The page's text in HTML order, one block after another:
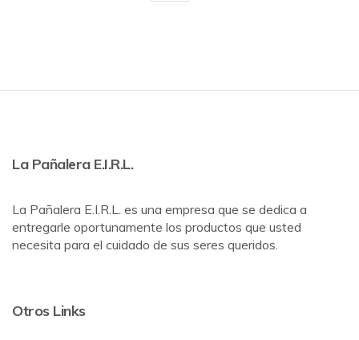
La Pañalera E.I.R.L.
La Pañalera E.I.R.L. es una empresa que se dedica a
entregarle oportunamente los productos que usted
necesita para el cuidado de sus seres queridos.
Otros Links